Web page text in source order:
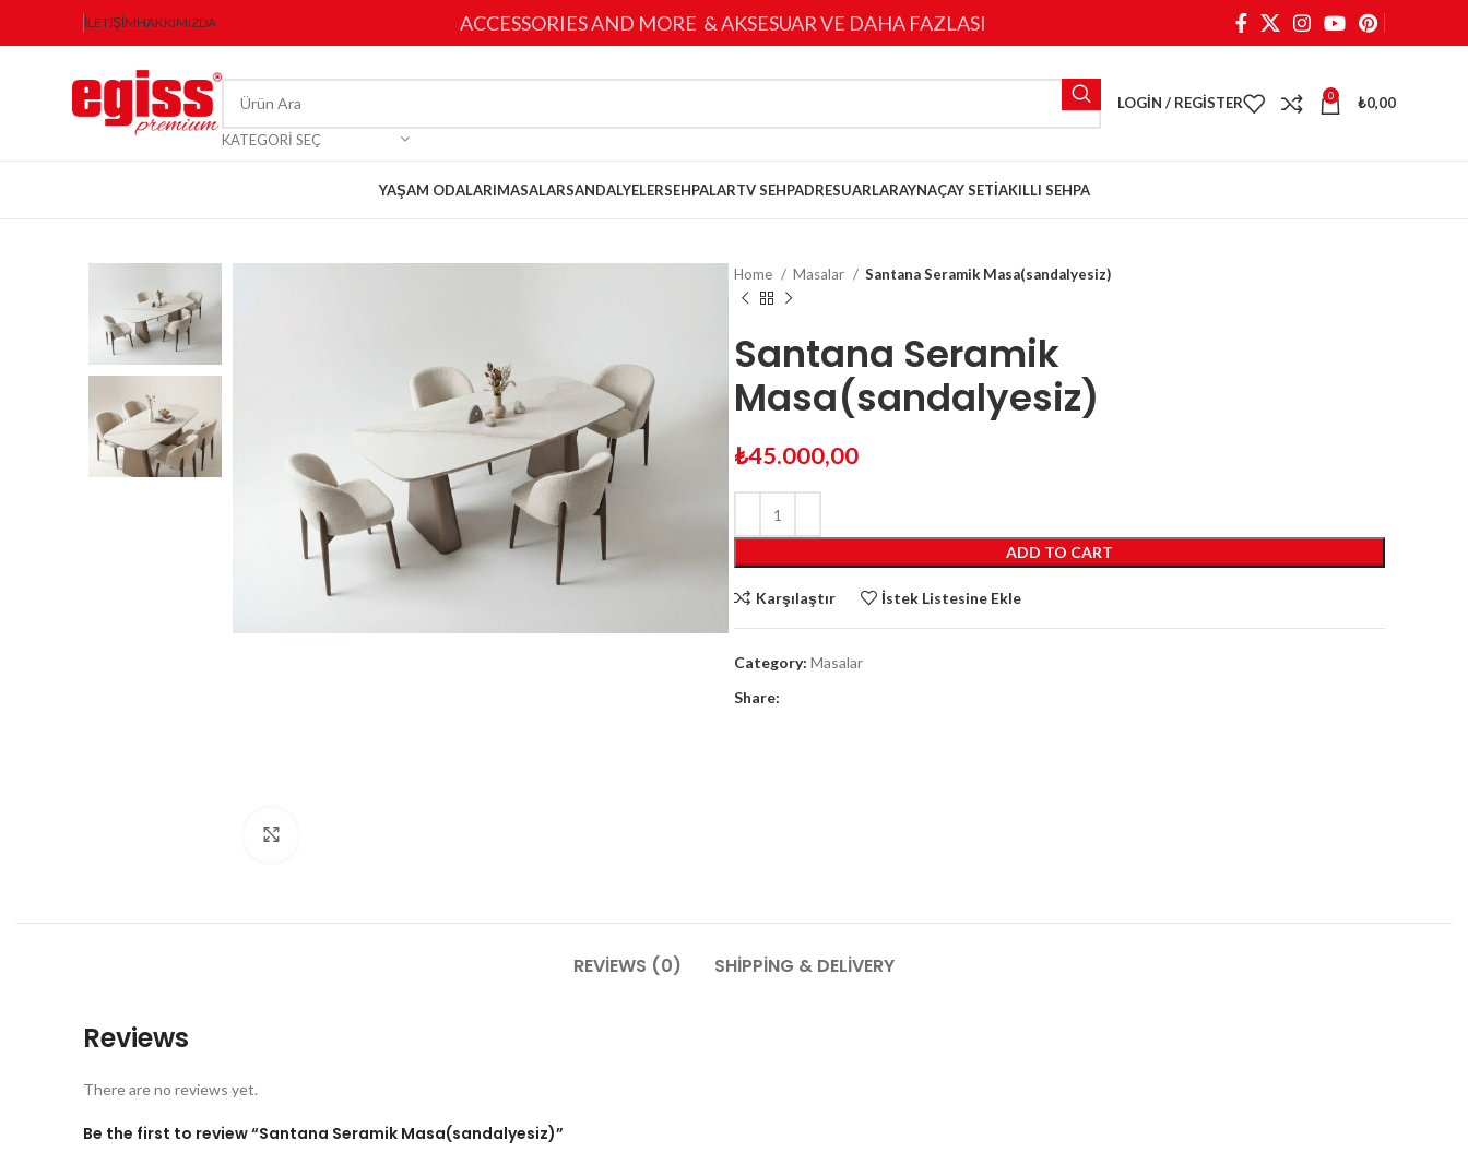
İLETIŞIMHAKKIMIZDA ACCESSORIES AND MORE & AKSESUAR VE DAHA FAZLASI
KATEGORI SEÇ
LOGIN / REGISTER 0 ₺0,00
YAŞAM ODALARIMASALARSANDALYELERSEHPALARTV SEHPADRESUARLARAYNAÇAY SETIAKILLI SEHPA
Home Masalar Santana Seramik Masa(sandalyesiz)
Santana Seramik
Masa(sandalyesiz)
₺45.000,00
ADD TO CART
Karşılaştır İstek Listesine Ekle
Category: Masalar
Share:
REVIEWS (0) SHIPPING & DELIVERY
Reviews
There are no reviews yet.
Be the first to review “Santana Seramik Masa(sandalyesiz)”